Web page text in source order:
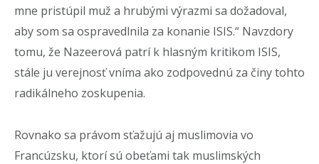
mne pristúpil muž a hrubými výrazmi sa dožadoval,
aby som sa ospravedlnila za konanie ISIS.“ Navzdory
tomu, že Nazeerová patrí k hlasným kritikom ISIS,
stále ju verejnosť vníma ako zodpovednú za činy tohto
radikálneho zoskupenia.
Rovnako sa právom sťažujú aj muslimovia vo
Francúzsku, ktorí sú obeťami tak muslimských